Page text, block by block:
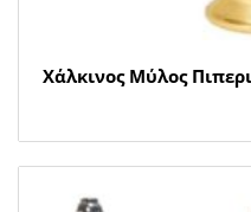
Χάλκινος Μύλος